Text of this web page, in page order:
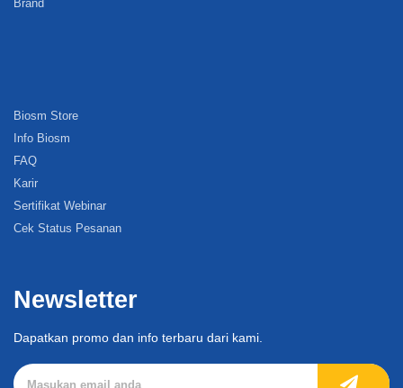
Brand
Biosm Store
Info Biosm
FAQ
Karir
Sertifikat Webinar
Cek Status Pesanan
Newsletter
Dapatkan promo dan info terbaru dari kami.